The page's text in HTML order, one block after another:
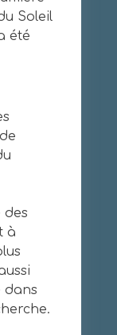
Soleil
été
des
à
dans